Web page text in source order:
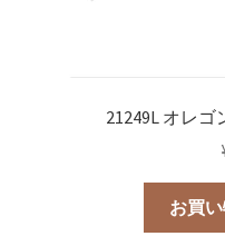
21249L オレ
お買